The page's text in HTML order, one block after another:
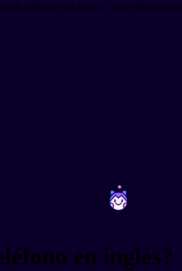
de teléfono en inglés, cómo
~ ~
en inglés?